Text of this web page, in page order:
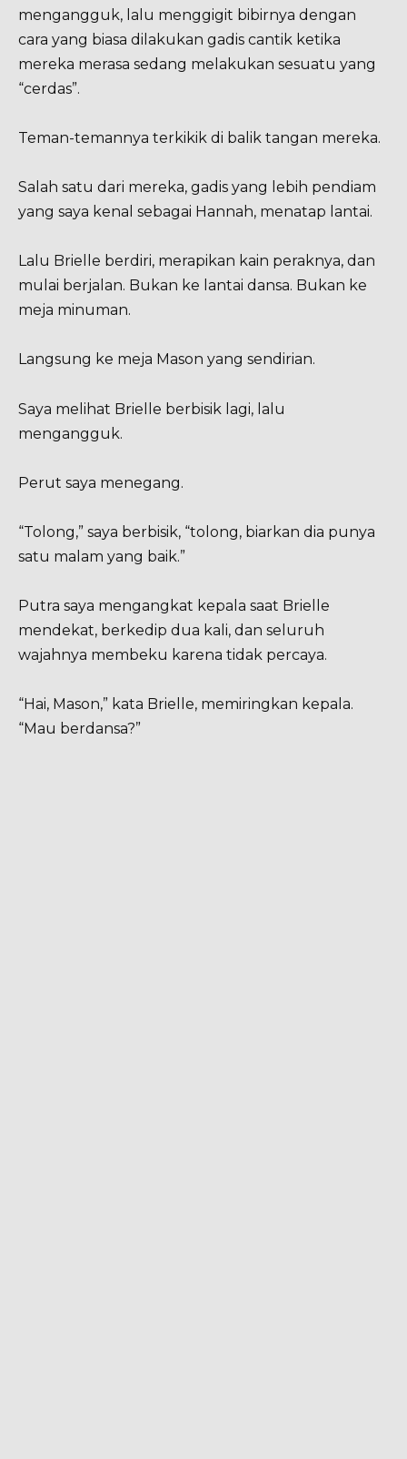
mengangguk, lalu menggigit bibirnya dengan
cara yang biasa dilakukan gadis cantik ketika
mereka merasa sedang melakukan sesuatu yang
“cerdas”.
Teman-temannya terkikik di balik tangan mereka.
Salah satu dari mereka, gadis yang lebih pendiam
yang saya kenal sebagai Hannah, menatap lantai.
Lalu Brielle berdiri, merapikan kain peraknya, dan
mulai berjalan. Bukan ke lantai dansa. Bukan ke
meja minuman.
Langsung ke meja Mason yang sendirian.
Saya melihat Brielle berbisik lagi, lalu
mengangguk.
Perut saya menegang.
“Tolong,” saya berbisik, “tolong, biarkan dia punya
satu malam yang baik.”
Putra saya mengangkat kepala saat Brielle
mendekat, berkedip dua kali, dan seluruh
wajahnya membeku karena tidak percaya.
“Hai, Mason,” kata Brielle, memiringkan kepala.
“Mau berdansa?”